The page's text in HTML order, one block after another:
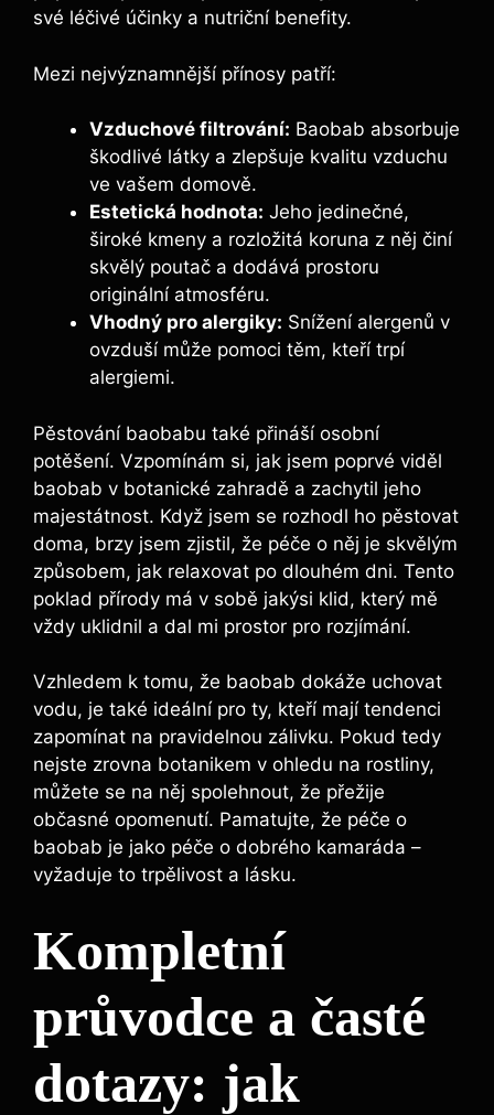
své léčivé účinky a nutriční benefity.
Mezi nejvýznamnější přínosy patří:
Vzduchové filtrování: Baobab absorbuje
škodlivé látky a zlepšuje kvalitu vzduchu
ve vašem domově.
Estetická hodnota: Jeho jedinečné,
široké kmeny a rozložitá koruna z něj činí
skvělý poutač a dodává prostoru
originální atmosféru.
Vhodný pro alergiky: Snížení alergenů v
ovzduší může pomoci těm, kteří trpí
alergiemi.
Pěstování baobabu také přináší osobní
potěšení. Vzpomínám si, jak jsem poprvé viděl
baobab v botanické zahradě a zachytil jeho
majestátnost. Když jsem se rozhodl ho pěstovat
doma, brzy jsem zjistil, že péče o něj je skvělým
způsobem, jak relaxovat po dlouhém dni. Tento
poklad přírody má v sobě jakýsi klid, který mě
vždy uklidnil a dal mi prostor pro rozjímání.
Vzhledem k tomu, že baobab dokáže uchovat
vodu, je také ideální pro ty, kteří mají tendenci
zapomínat na pravidelnou zálivku. Pokud tedy
nejste zrovna botanikem v ohledu na rostliny,
můžete se na něj spolehnout, že přežije
občasné opomenutí. Pamatujte, že péče o
baobab je jako péče o dobrého kamaráda –
vyžaduje to trpělivost a lásku.
Kompletní
průvodce a časté
dotazy: jak